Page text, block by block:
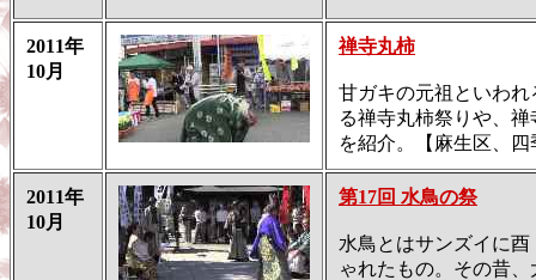
2011年
10月
禅寺丸柿
甘ガキの元祖といわ
る禅寺丸柿祭りや、
を紹介。【麻生区、
2011年
10月
第17回 水鳥の祭
水鳥とはサンズイに
ゃれたもの。その昔